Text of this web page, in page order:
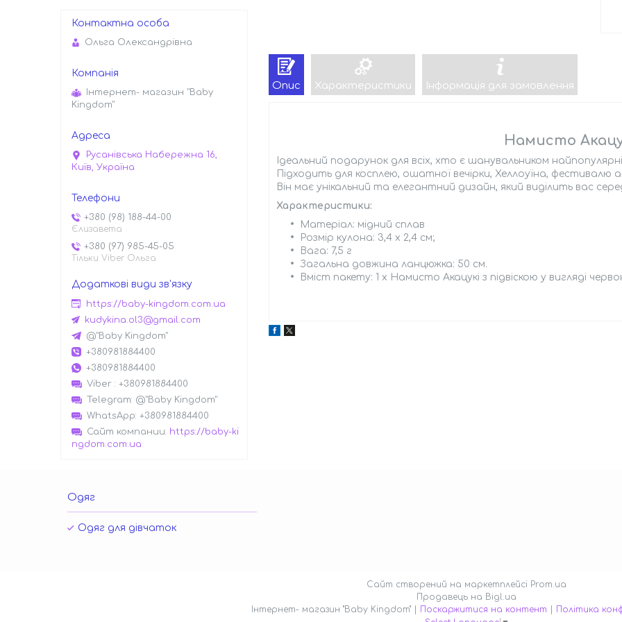
Опис Характеристики Інформація для замовлення
Намисто
Ідеальний подарунок для всіх, хто є шанувальником
Підходить для косплею, ошатної вечірки, Хеллоуїна, фестивалю
Він має унікальний та елегантний дизайн, який виділить вас
Характеристики:
Матеріал: мідний сплав
Розмір кулона: 3,4 х 2,4 см;
Вага: 7,5 г
Загальна довжина ланцюжка: 50 см.
Вміст пакету: 1 х Намисто Акацукі з підвіскою у вигляді
Ольга Олександрівна
Інтернет- магазин "Baby
Kingdom"
Русанівська Набережна 16,
Київ, Україна
+380 (98) 188-44-00
Єлизавета
+380 (97) 985-45-05
Тільки Viber Ольга
https://baby-kingdom.com.ua
kudykina.ol3@gmail.com
@"Baby Kingdom"
+380981884400
+380981884400
Viber
+380981884400
Telegram @"Baby Kingdom"
WhatsApp +380981884400
Сайт компании https://baby-ki
ngdom.com.ua
Одяг
Одяг для дівчаток
Сайт створений на маркетплейсі Prom.ua
Продавець на Bigl.ua
Поскаржитися на контент
Політика